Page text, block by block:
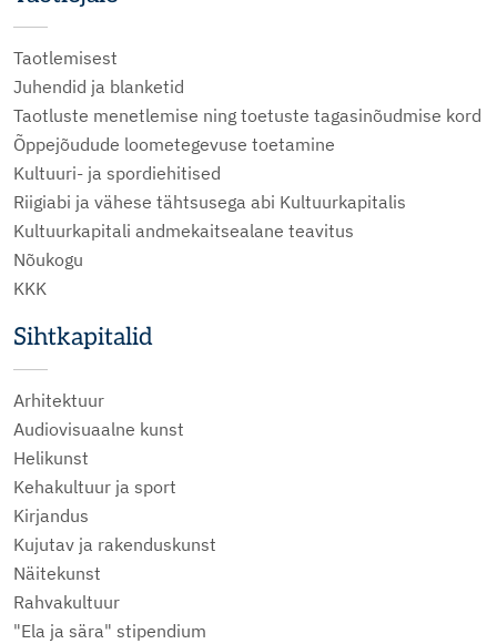
Taotlemisest
Juhendid ja blanketid
Taotluste menetlemise ning toetuste tagasinõudmise kord
Õppejõudude loometegevuse toetamine
Kultuuri- ja spordiehitised
Riigiabi ja vähese tähtsusega abi Kultuurkapitalis
Kultuurkapitali andmekaitsealane teavitus
Nõukogu
KKK
Sihtkapitalid
Arhitektuur
Audiovisuaalne kunst
Helikunst
Kehakultuur ja sport
Kirjandus
Kujutav ja rakenduskunst
Näitekunst
Rahvakultuur
"Ela ja sära" stipendium